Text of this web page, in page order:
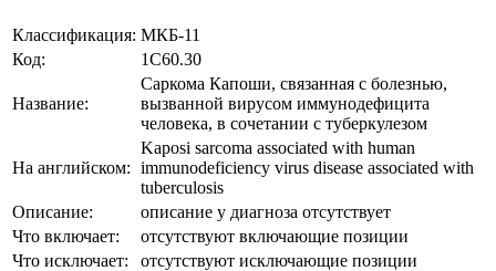
Классификация: МКБ-11
Код:
1C60.30
Название:
Саркома Капоши, связанная с болезнью,
вызванной вирусом иммунодефицита
человека, в сочетании с туберкулезом
На английском:
Kaposi sarcoma associated with human
immunodeficiency virus disease associated with
tuberculosis
Описание:
описание у диагноза отсутствует
Что включает:
отсутствуют включающие позиции
Что исключает:
отсутствуют исключающие позиции